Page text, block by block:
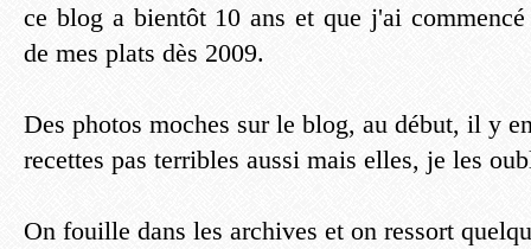
ce blog a bientôt 10 ans et que j'ai
de mes plats dès 2009.
Des photos moches sur le blog, au début, il y
recettes pas terribles aussi mais elles, je les
On fouille dans les archives et on ressort